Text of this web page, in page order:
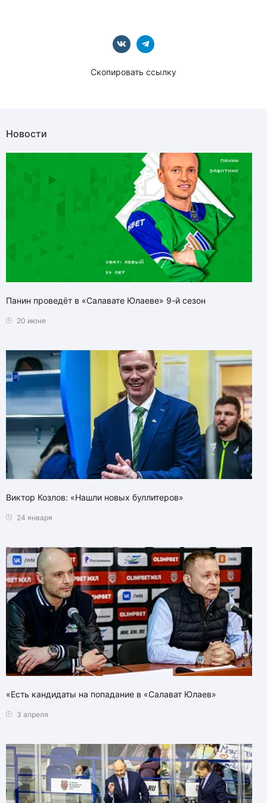
Скопировать ссылку
Новости
Панин проведёт в «Салавате Юлаеве» 9-й сезон
20 июня
Виктор Козлов: «Нашли новых буллитеров»
24 января
«Есть кандидаты на попадание в «Салават Юлаев»
3 апреля